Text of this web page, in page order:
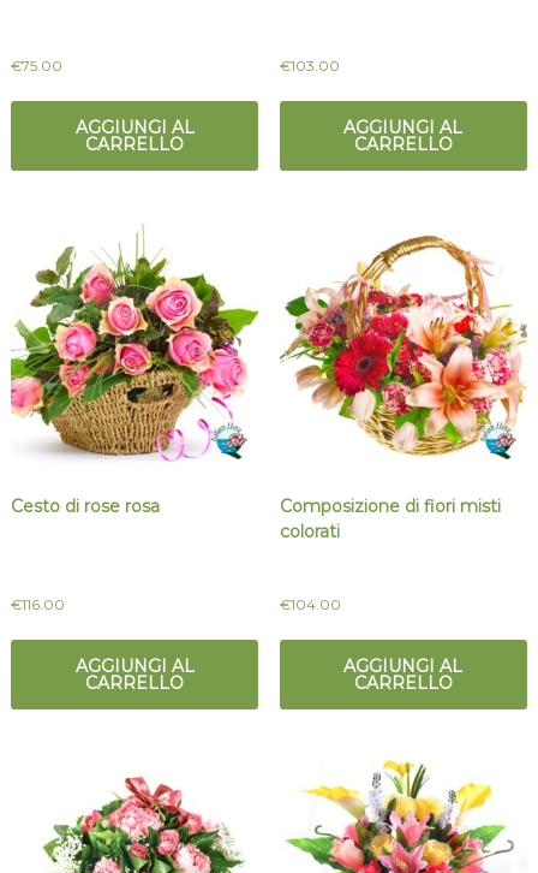
€75.00
AGGIUNGI AL
CARRELLO
€103.00
AGGIUNGI AL
CARRELLO
Cesto di rose rosa
€116.00
AGGIUNGI AL
CARRELLO
Composizione di fiori misti
colorati
€104.00
AGGIUNGI AL
CARRELLO